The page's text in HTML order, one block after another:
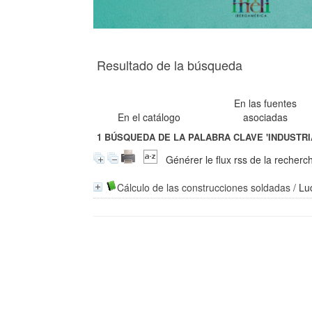
Resultado de la búsqueda
En el catálogo
En las fuentes
asociadas
1 BÚSQUEDA DE LA PALABRA CLAVE
Générer le flux rss de la
Cálculo de las construcciones soldadas /